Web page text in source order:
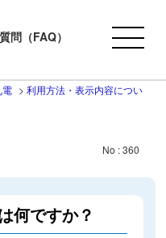
問（FAQ）
電 >利用方法・表示内容につい
No : 360
何ですか？